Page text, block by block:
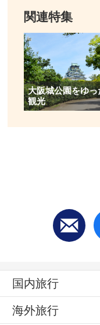
関連特集
大阪城公園をゆっ
観光
国内旅行
海外旅行